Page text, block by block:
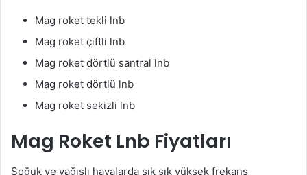
Mag roket tekli lnb
Mag roket çiftli lnb
Mag roket dörtlü santral lnb
Mag roket dörtlü lnb
Mag roket sekizli lnb
Mag Roket Lnb Fiyatları
Soğuk ve yağışlı havalarda sık sık yüksek frekans